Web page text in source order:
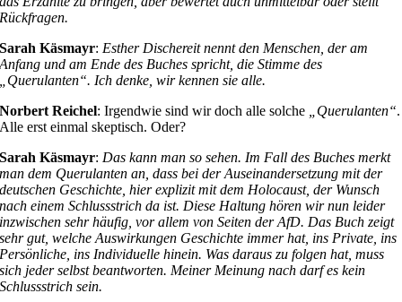
Rückfragen.
Sarah Käsmayr: Esther Dischereit nennt den Menschen, der am
Anfang und am Ende des Buches spricht, die Stimme des
„Querulanten“. Ich denke, wir kennen sie alle.
Norbert Reichel: Irgendwie sind wir doch alle solche „Querulanten“.
Alle erst einmal skeptisch. Oder?
Sarah Käsmayr: Das kann man so sehen. Im Fall des Buches merkt
man dem Querulanten an, dass bei der Auseinandersetzung mit der
deutschen Geschichte, hier explizit mit dem Holocaust, der Wunsch
nach einem Schlussstrich da ist. Diese Haltung hören wir nun leider
inzwischen sehr häufig, vor allem von Seiten der AfD. Das Buch zeigt
sehr gut, welche Auswirkungen Geschichte immer hat, ins Private, ins
Persönliche, ins Individuelle hinein. Was daraus zu folgen hat, muss
sich jeder selbst beantworten. Meiner Meinung nach darf es kein
Schlussstrich sein.